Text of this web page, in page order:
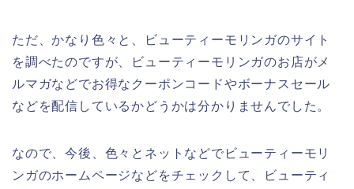
ただ、かなり色々と、ビューティーモリンガのサイト
を調べたのですが、ビューティーモリンガのお店がメ
ルマガなどでお得なクーポンコードやボーナスセール
などを配信しているかどうかは分かりませんでした。
なので、今後、色々とネットなどでビューティーモリ
ンガのホームページなどをチェックして、ビューティ